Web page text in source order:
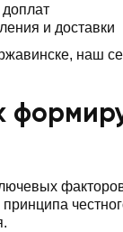
и доставки
наш